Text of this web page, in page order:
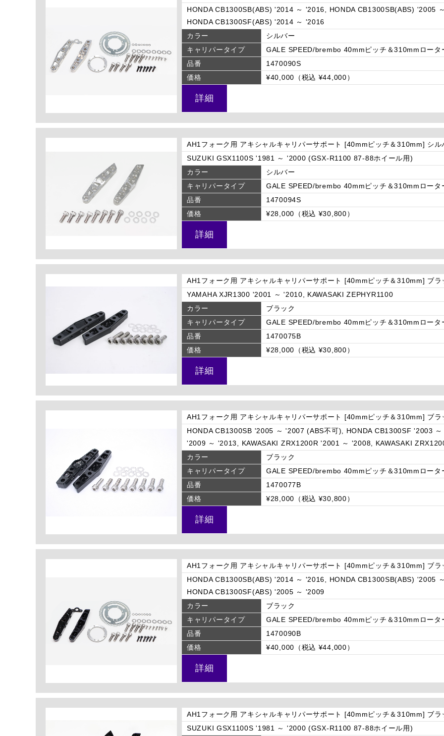
HONDA CB1300SB(ABS) '2014 ～ '2016, HONDA CB1300SB(ABS) '2005
HONDA CB1300SF(ABS) '2014 ～ '2016
カラー
シルバー
キャリパータイプ
GALE SPEED/brembo 40mmピッチ＆310mmロータ
品番
1470090S
価格
¥40,000（税込 ¥44,000）
詳細
AH1フォーク用 アキシャルキャリパーサポート [40mmピッチ＆310mm] シル
SUZUKI GSX1100S '1981 ～ '2000 (GSX-R1100 87-88ホイール用)
カラー
シルバー
キャリパータイプ
GALE SPEED/brembo 40mmピッチ＆310mmロータ
品番
1470094S
価格
¥28,000（税込 ¥30,800）
詳細
AH1フォーク用 アキシャルキャリパーサポート [40mmピッチ＆310mm] ブラ
YAMAHA XJR1300 '2001 ～ '2010, KAWASAKI ZEPHYR1100
カラー
ブラック
キャリパータイプ
GALE SPEED/brembo 40mmピッチ＆310mmロータ
品番
1470075B
価格
¥28,000（税込 ¥30,800）
詳細
AH1フォーク用 アキシャルキャリパーサポート [40mmピッチ＆310mm] ブラ
HONDA CB1300SB '2005 ～ '2007 (ABS不可), HONDA CB1300SF '2003
'2009 ～ '2013, KAWASAKI ZRX1200R '2001 ～ '2008, KAWASAKI
カラー
ブラック
キャリパータイプ
GALE SPEED/brembo 40mmピッチ＆310mmロータ
品番
1470077B
価格
¥28,000（税込 ¥30,800）
詳細
AH1フォーク用 アキシャルキャリパーサポート [40mmピッチ＆310mm] ブラ
HONDA CB1300SB(ABS) '2014 ～ '2016, HONDA CB1300SB(ABS) '2005
HONDA CB1300SF(ABS) '2005 ～ '2009
カラー
ブラック
キャリパータイプ
GALE SPEED/brembo 40mmピッチ＆310mmロータ
品番
1470090B
価格
¥40,000（税込 ¥44,000）
詳細
AH1フォーク用 アキシャルキャリパーサポート [40mmピッチ＆310mm] ブラ
SUZUKI GSX1100S '1981 ～ '2000 (GSX-R1100 87-88ホイール用)